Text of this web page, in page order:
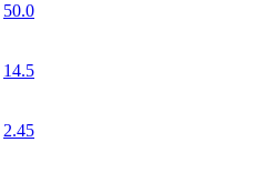
50.0
14.5
2.45